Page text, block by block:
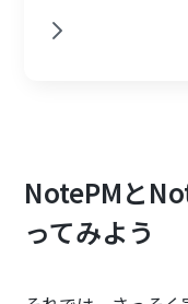
NotePMと
ってみよう